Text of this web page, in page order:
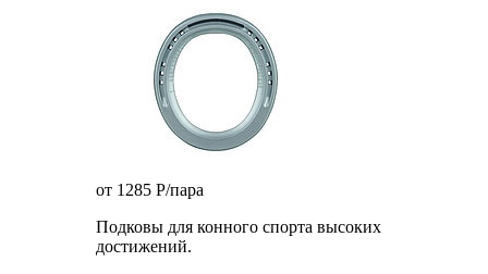
от 1285 P/пара
Подковы для конного спорта высоких
достижений.